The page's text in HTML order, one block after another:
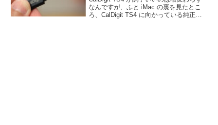
なんですが、ふと iMac の裏を見たとこ
ろ、CalDigit TS4 に向かっている純正